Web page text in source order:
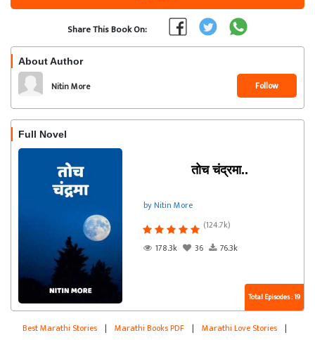
Share This Book On:
About Author
Nitin More Follow
Full Novel
तोच चंद्रमा..
by Nitin More
(124.7k)
178.3k
36 76.3k
Total Episodes : 19
Best Marathi Stories | Marathi Books PDF | Marathi Love Stories |